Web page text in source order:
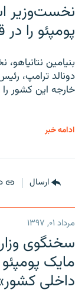
نخست‌وزیر
پومپئو را
بنیامین
دونالد ترامپ،
خارجه این کشور را
ادامه خبر
ارسال
مرداد ۰۱, ۱۳۹۷
سخنگوی
مایک
داخلی